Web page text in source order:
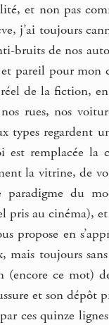
et non pas
j’ai toujours
bruits de nos
pareil pour mon
de la fiction,
rues, nos
types regardent
remplacée la
la vitrine, de
paradigme du
pris au cinéma),
propose en
mais toujours
ce mot)
et son dépôt
ces quinze